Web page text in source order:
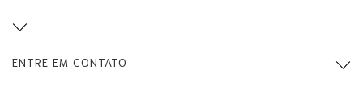
ENTRE EM CONTATO